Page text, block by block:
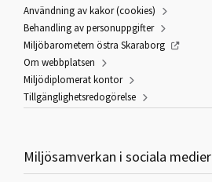
Användning av kakor (cookies)
Behandling av personuppgifter
Miljöbarometern östra Skaraborg
Om webbplatsen
Miljödiplomerat kontor
Tillgänglighetsredogörelse
Miljösamverkan i sociala medier